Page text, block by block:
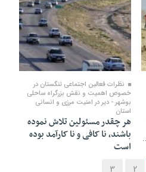
۰۶ آذر ۱۳۹۹
نظرات فعالین اجتماعی تنگستان در
خصوص اهمیت و نقش بزرگراه ساحلی
بوشهر - دیر در امنیت مرزی و انسانی
استان
هر چقدر مسئولین تلاش نموده
باشند، نا کافی و نا کارآمد بوده
است
2
3